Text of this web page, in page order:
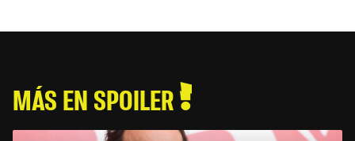
MÁS EN SPOILER